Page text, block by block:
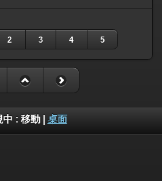
2 3 4 5
中 : 移動| 桌面